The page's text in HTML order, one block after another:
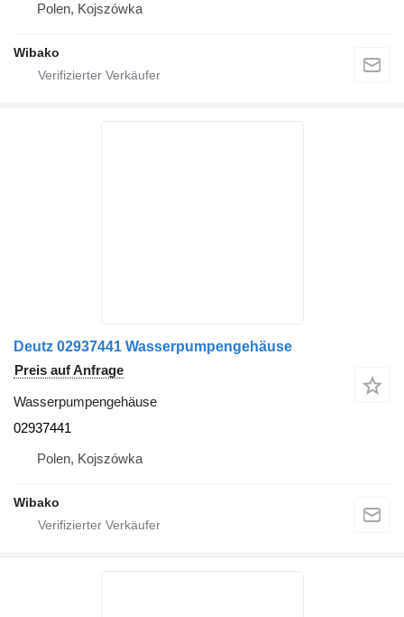
Polen, Kojszówka
Wibako
Deutz 02937441 Wasserpumpengehäuse
Preis auf Anfrage
Wasserpumpengehäuse
02937441
Polen, Kojszówka
Wibako